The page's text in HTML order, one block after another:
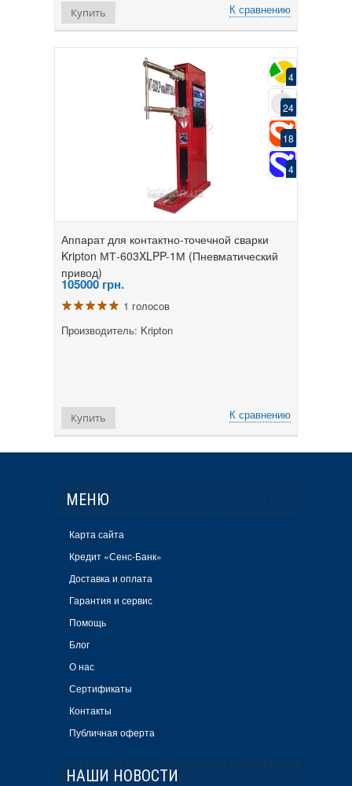
К сравнению
Купить
4
24
18
4
Аппарат для контактно-точечной сварки
Kripton МТ-603XLPP-1М (Пневматический
привод)
105000грн.
1 голосов
Производитель: Kripton
К сравнению
Купить
МЕНЮ
Карта сайта
Кредит «Сенс-Банк»
Доставка и оплата
Гарантия и сервис
Помощь
Блог
О нас
Сертификаты
Контакты
Публичная оферта
НАШИ НОВОСТИ